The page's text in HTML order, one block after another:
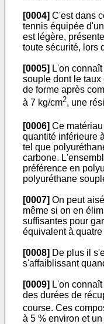
[0004] C'est dans
tennis équipée
est légère,
toute sécurité, lors
[0005] L'on
souple dont le taux
de forme après
à 7 kg/cm2, une
[0006] Ce
quantité inférieure
tel que
carbone.
préférence en
polyuréthane
[0007] On peut
même si on en
suffisantes pour
équivalent à
[0008] De plus il
s'affaiblissant
[0009] L'on
des durées de
course. Ces
à 5 % environ et